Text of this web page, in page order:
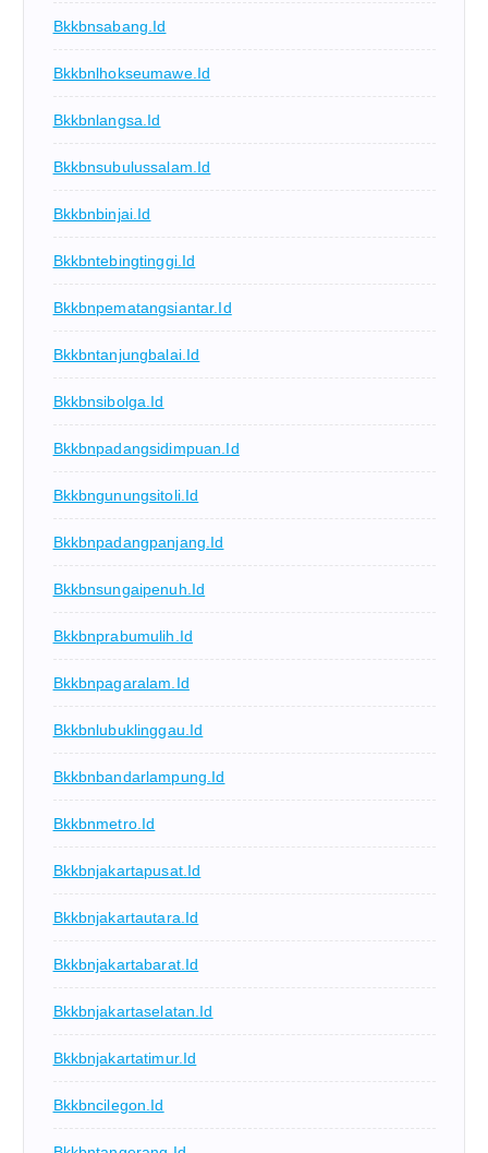
Bkkbnsabang.id
Bkkbnlhokseumawe.id
Bkkbnlangsa.id
Bkkbnsubulussalam.id
Bkkbnbinjai.id
Bkkbntebingtinggi.id
Bkkbnpematangsiantar.id
Bkkbntanjungbalai.id
Bkkbnsibolga.id
Bkkbnpadangsidimpuan.id
Bkkbngunungsitoli.id
Bkkbnpadangpanjang.id
Bkkbnsungaipenuh.id
Bkkbnprabumulih.id
Bkkbnpagaralam.id
Bkkbnlubuklinggau.id
Bkkbnbandarlampung.id
Bkkbnmetro.id
Bkkbnjakartapusat.id
Bkkbnjakartautara.id
Bkkbnjakartabarat.id
Bkkbnjakartaselatan.id
Bkkbnjakartatimur.id
Bkkbncilegon.id